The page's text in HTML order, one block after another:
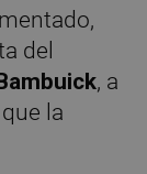
del
, a
la